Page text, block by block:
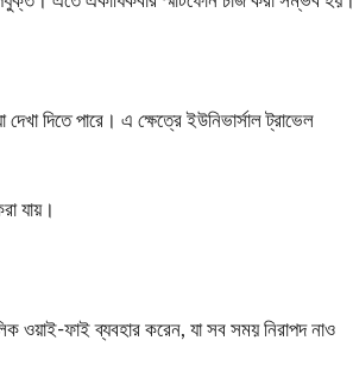
দিতে পারে। এ ক্ষেত্রে ইউনিভার্সাল ট্রাভেল
যায়।
ওয়াই-ফাই ব্যবহার করেন, যা সব সময় নিরাপদ নাও